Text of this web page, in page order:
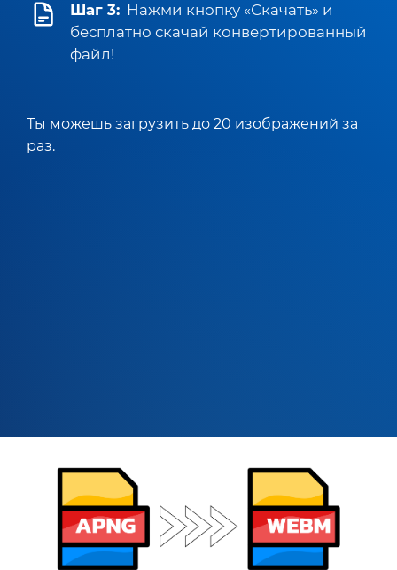
Шаг 3: Нажми кнопку «Скачать» и
бесплатно скачай конвертированный
файл!
Ты можешь загрузить до 20 изображений за
раз.